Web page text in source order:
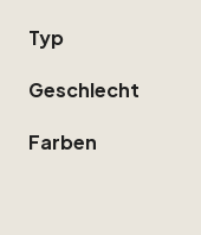
Typ
Geschlecht
Farben